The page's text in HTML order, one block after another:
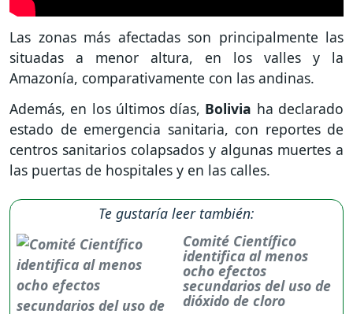
Las zonas más afectadas son principalmente las
situadas a menor altura, en los valles y la
Amazonía, comparativamente con las andinas.
Además, en los últimos días, Bolivia ha declarado
estado de emergencia sanitaria, con reportes de
centros sanitarios colapsados y algunas muertes a
las puertas de hospitales y en las calles.
Te gustaría leer también:
Comité Científico
identifica al menos
ocho efectos
secundarios del uso de
dióxido de cloro